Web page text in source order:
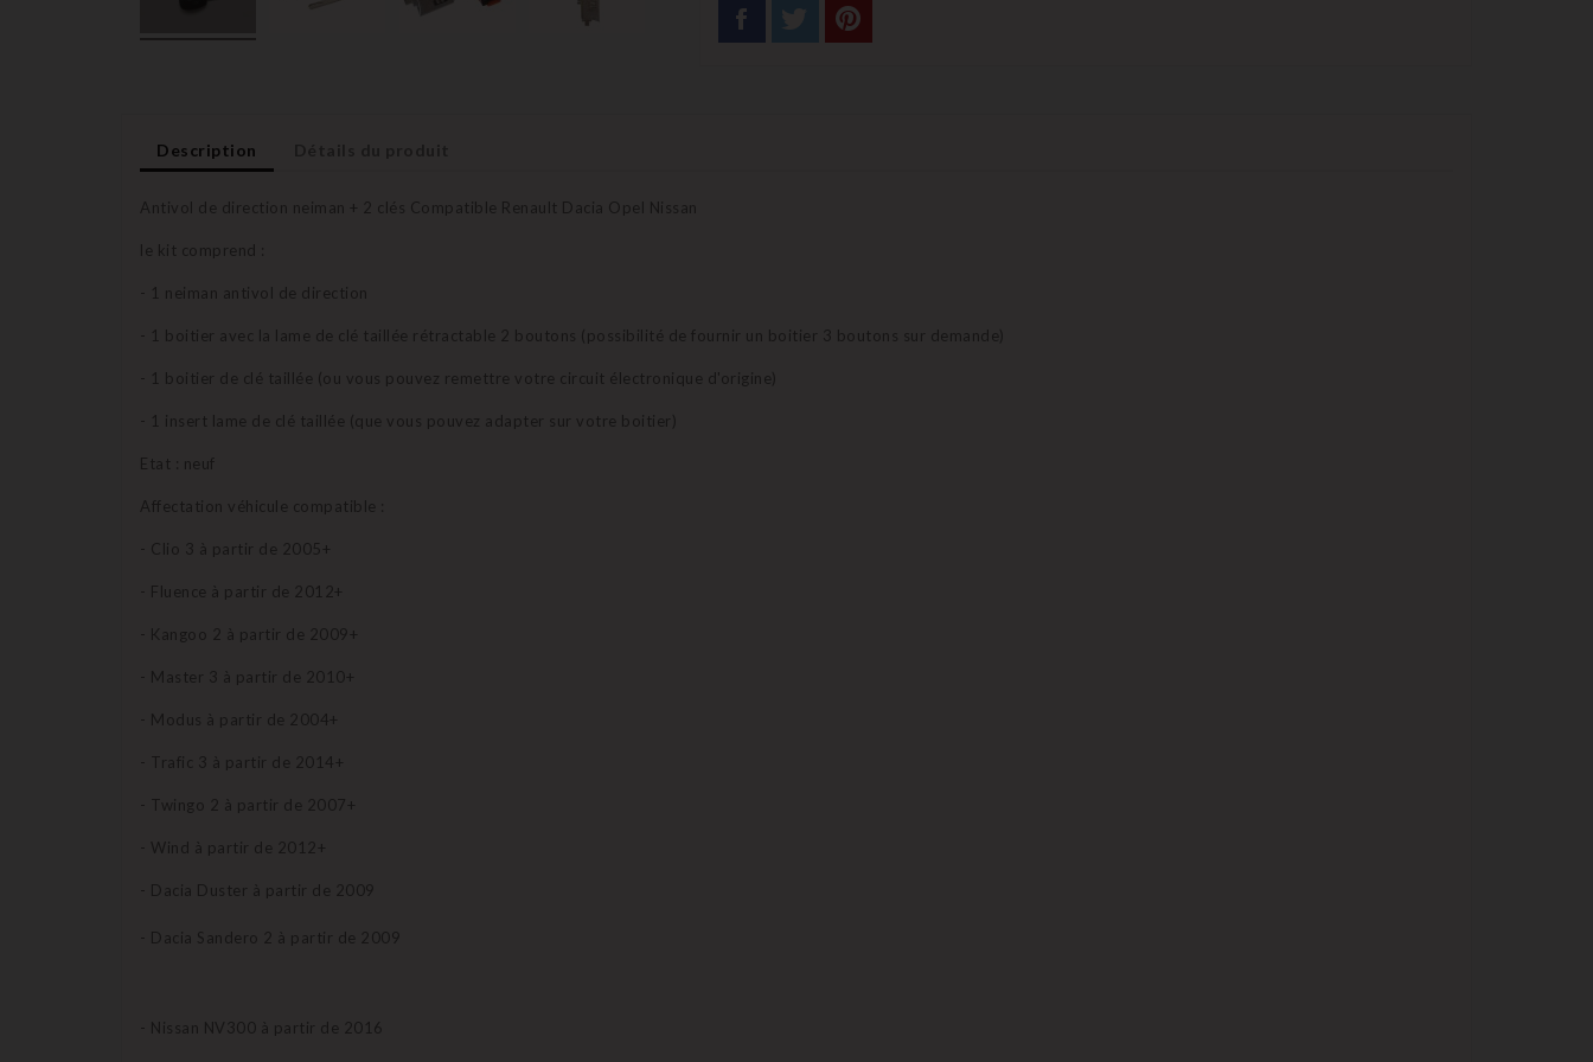
Description
Antivol de direction neiman + 2 clés Compatible Renault Dacia Opel Nissan
le kit comprend :
- 1 neiman antivol de direction
- 1 boitier avec la lame de clé taillée rétractable 2 boutons (possibilité de fournir un boitier 3 boutons sur demande)
- 1 boitier de clé taillée (ou vous pouvez remettre votre circuit électronique d'origine)
- 1 insert lame de clé taillée (que vous pouvez adapter sur votre boitier)
Etat : neuf
Affectation véhicule compatible :
- Clio 3 à partir de 2005+
- Fluence à partir de 2012+
- Kangoo 2 à partir de 2009+
- Master 3 à partir de 2010+
- Modus à partir de 2004+
- Trafic 3 à partir de 2014+
- Twingo 2 à partir de 2007+
- Wind à partir de 2012+
- Dacia Duster à partir de 2009
- Dacia Sandero 2 à partir de 2009
- Nissan NV300 à partir de 2016